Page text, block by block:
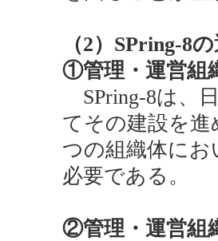
（2）SPring-8
①管理・運営組
SPring-8は、
てその建設を進
つの組織体に
必要である。
②管理・運営組